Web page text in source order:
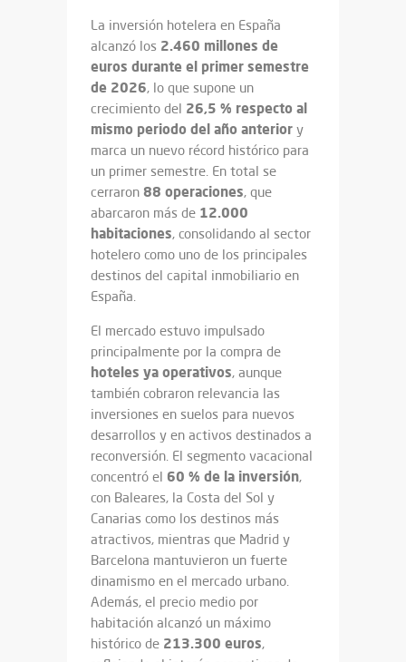
La inversión hotelera en España
alcanzó los 2.460 millones de
euros durante el primer semestre
de 2026, lo que supone un
crecimiento del 26,5 % respecto al
mismo periodo del año anterior y
marca un nuevo récord histórico para
un primer semestre. En total se
cerraron 88 operaciones, que
abarcaron más de 12.000
habitaciones, consolidando al sector
hotelero como uno de los principales
destinos del capital inmobiliario en
España.
El mercado estuvo impulsado
principalmente por la compra de
hoteles ya operativos, aunque
también cobraron relevancia las
inversiones en suelos para nuevos
desarrollos y en activos destinados a
reconversión. El segmento vacacional
concentró el 60 % de la inversión,
con Baleares, la Costa del Sol y
Canarias como los destinos más
atractivos, mientras que Madrid y
Barcelona mantuvieron un fuerte
dinamismo en el mercado urbano.
Además, el precio medio por
habitación alcanzó un máximo
histórico de 213.300 euros,